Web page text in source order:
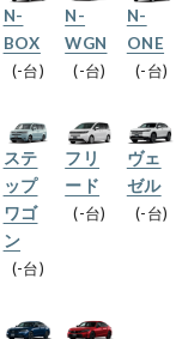
法人のお客様へ
健康経営の取り組み
お引越しのお客様へ
サイトご利用にあたって
N-
BOX
-台
N-
WGN
-台
N-
ONE
-台
ステ
ップ
ワゴ
ン
-台
フリ
ード
-台
ヴェ
ゼル
-台